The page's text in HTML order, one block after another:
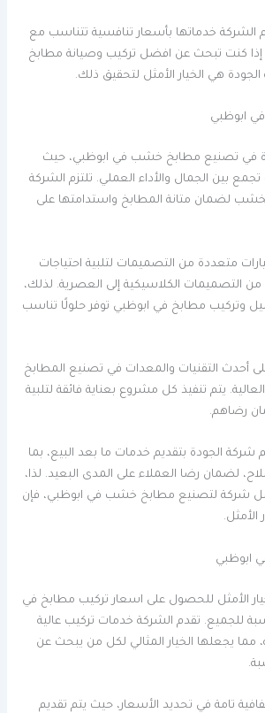
الشركة خدماتها بأسعار تنافسية تتناسب مع
إذا كنت تبحث عن افضل تركيب وصيانة مطابخ
هي الخيار الأمثل لتحقيق ذلك.
ابوظبي
في تصنيع مطابخ خشب في ابوظبي، حيث
بين الجمال والأداء العملي. تلتزم الشركة
لضمان متانة المطابخ واستدامتها على
متعددة من التصميمات لتلبية احتياجات
من التصميمات الكلاسيكية إلى العصرية. لذلك،
وتركيب مطابخ في ابوظبي توفر حلولًا تناسب
أحدث التقنيات والمعدات في تصنيع المطابخ
يتم تنفيذ كل مشروع بعناية فائقة لتلبية
رضاهم.
شركة الجودة بتقديم خدمات ما بعد البيع، بما
لضمان رضا العملاء على المدى البعيد. لذا،
شركة لتصنيع مطابخ خشب في ابوظبي، فإن
الأمثل.
ابوظبي
الأمثل للحصول على اسعار تركيب مطابخ في
للجميع. تقدم الشركة خدمات تركيب عالية
مما يجعلها الخيار المثالي لكل من يبحث عن
تامة في تحديد الأسعار، حيث يتم تقديم